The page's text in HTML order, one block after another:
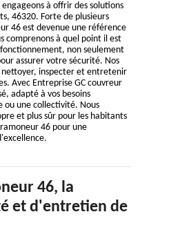
à offrir des solutions
46320. Forte de plusieurs
46 est devenue une référence
comprenons à quel point il est
non seulement
assurer votre sécurité. Nos
nettoyer, inspecter et entretenir
Avec Entreprise GC couvreur
adapté à vos besoins
ou une collectivité. Nous
et plus sûr pour les habitants
46 pour une
46, la
et d'entretien de